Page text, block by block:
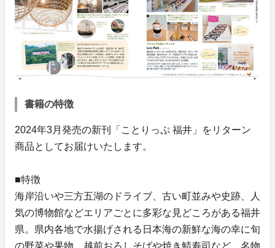
書籍の特徴
2024年3月発売の新刊「ことりっぷ 福井」をリターン
商品としてお届けいたします。
■特徴
海岸沿いや三方五湖のドライブ、古い町並みや史跡、人
気の博物館などエリアごとに多彩な見どころがある福井
県。県内各地で水揚げされる日本海の新鮮な海の幸に旬
の野菜や果物、越前おろしそばや焼き鯖寿司など、名物